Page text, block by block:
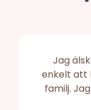
Jag
enkelt att
familj.